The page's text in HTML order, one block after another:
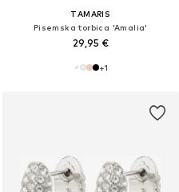
TAMARIS
Pisemska torbica 'Amalia'
29,95 €
+1